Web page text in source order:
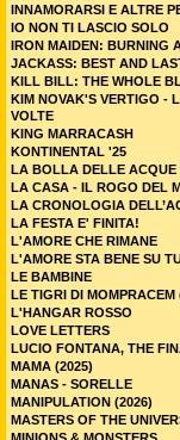
INNAMORARSI E ALTRE
IO NON TI LASCIO SOLO
IRON MAIDEN: BURNING
JACKASS: BEST AND
KILL BILL: THE WHOLE
KIM NOVAK'S VERTIGO -
VOLTE
KING MARRACASH
KONTINENTAL '25
LA BOLLA DELLE ACQUE
LA CASA - IL ROGO DEL
LA CRONOLOGIA
LA FESTA E' FINITA!
L'AMORE CHE RIMANE
L'AMORE STA BENE SU
LE BAMBINE
LE TIGRI DI MOMPRACEM
L'HANGAR ROSSO
LOVE LETTERS
LUCIO FONTANA, THE
MAMA (2025)
MANAS - SORELLE
MANIPULATION (2026)
MASTERS OF THE